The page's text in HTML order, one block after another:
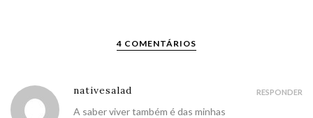
4 COMENTÁRIOS
nativesalad
A saber viver também é das minhas
RESPONDER